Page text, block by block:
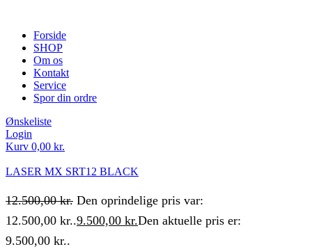
Forside
SHOP
Om os
Kontakt
Service
Spor din ordre
Ønskeliste
Login
Kurv 0,00 kr.
LASER MX SRT12 BLACK
12.500,00kr. Den oprindelige pris var:
12.500,00 kr..9.500,00 kr.Den aktuelle pris er:
9.500,00 kr..